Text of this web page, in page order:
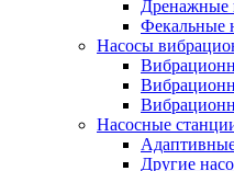
Дренажные
Фекальные
Насосы
Насосные
Другие